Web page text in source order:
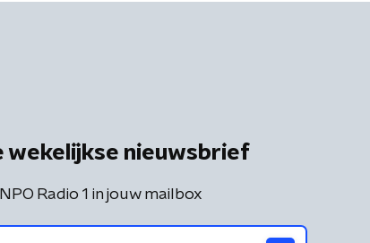
wekelijkse nieuwsbrief
Radio 1 in jouw mailbox